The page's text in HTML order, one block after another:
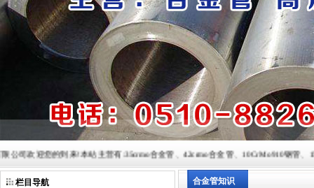
司欢迎您的到来!本站主营有:35crmo合金管、42crmo合金管、10CrMo910钢管、
栏目导航 合金管知识